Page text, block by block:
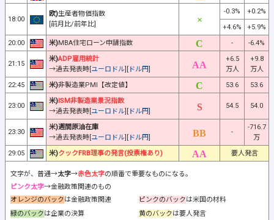
18:00
欧)生産者物価指数
[前月比/前年比]
-0.3%
+0.2%
+4.6%
+5.9%
20:00
米)MBA住宅ローン申請指数 - -6.4%
21:15
米)ADP雇用統計
→過去発表時[ユーロドル][ ドル円]
+6.5
万人
+9.8
万人
22:45
米)非製造業PMI【改定値】 53.6 53.6
23:00
米)ISM非製造業景況指数
→過去発表時[ユーロドル][ ドル円]
54.5 54.0
23:30
米)週間原油在庫
→過去発表時[ユーロドル][ ドル円]
-
-716.7
万
29:05
米)クックFRB理事の発言(投票権あり) 要人発言
文字が、普通→太字→赤色太字の順番で重要なものになる。
ピンク太字→金融政策関連のもの
オレンジのバックは金融政策関連 ピンクのバックは米国の材料
緑のバックは企業の決算 黄のバックは要人発言